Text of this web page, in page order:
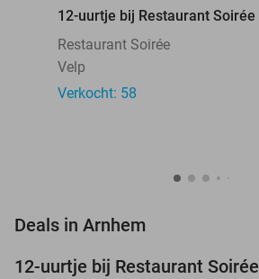
12-uurtje bij Restaurant Soirée
Restaurant Soirée
Velp
Verkocht: 58
Deals in Arnhem
12-uurtje bij Restaurant Soirée